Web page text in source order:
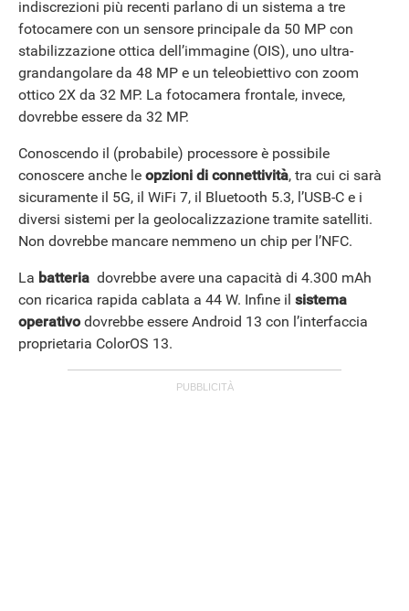
indiscrezioni più recenti parlano di un sistema a tre
fotocamere con un sensore principale da 50 MP con
stabilizzazione ottica dell’immagine (OIS), uno ultra-
grandangolare da 48 MP e un teleobiettivo con zoom
ottico 2X da 32 MP. La fotocamera frontale, invece,
dovrebbe essere da 32 MP.
Conoscendo il (probabile) processore è possibile
conoscere anche le opzioni di connettività, tra cui ci sarà
sicuramente il 5G, il WiFi 7, il Bluetooth 5.3, l’USB-C e i
diversi sistemi per la geolocalizzazione tramite satelliti.
Non dovrebbe mancare nemmeno un chip per l’NFC.
La batteria dovrebbe avere una capacità di 4.300 mAh
con ricarica rapida cablata a 44 W. Infine il sistema
operativodovrebbe essere Android 13 con l’interfaccia
proprietaria ColorOS 13.